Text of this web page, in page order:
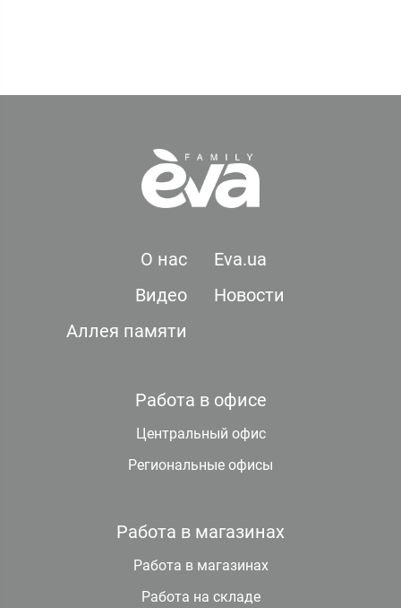
О нас
Eva.ua
Видео
Новости
Аллея памяти
Работа в офисе
Центральный офис
Региональные офисы
Работа в магазинах
Работа в магазинах
Работа на складе